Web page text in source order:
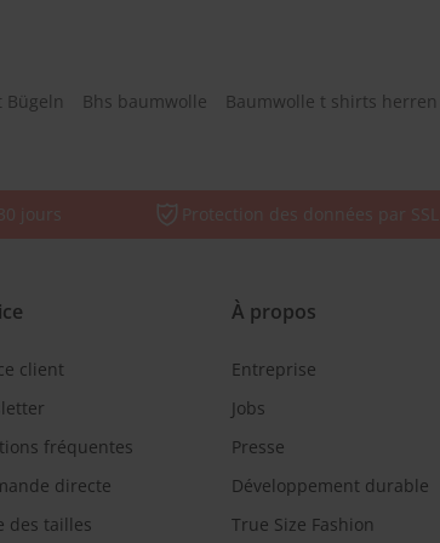
Bügeln Bhs baumwolle Baumwolle t shirts herren
jours Protection des données par SSL
client
fréquentes
directe
des tailles
À propos
Entreprise
Jobs
Presse
Développement durable
True Size Fashion